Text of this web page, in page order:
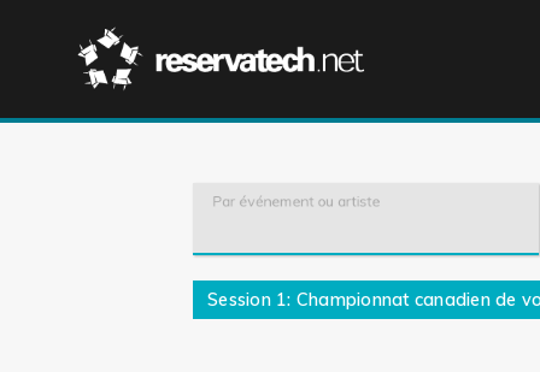
Par événement ou artiste
Session 1: Championnat canadien de